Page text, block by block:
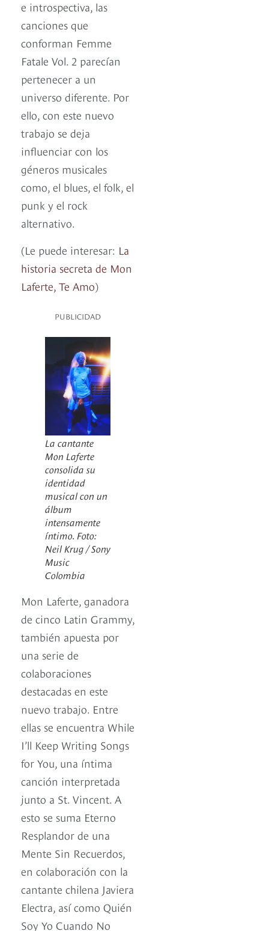
e introspectiva, las
canciones que
conforman Femme
Fatale Vol. 2 parecían
pertenecer a un
universo diferente. Por
ello, con este nuevo
trabajo se deja
influenciar con los
géneros musicales
como, el blues, el folk, el
punk y el rock
alternativo.
(Le puede interesar: La
historia secreta de Mon
Laferte, Te Amo)
PUBLICIDAD
La cantante
Mon Laferte
consolida su
identidad
musical con un
álbum
intensamente
íntimo. Foto:
Neil Krug / Sony
Music
Colombia
Mon Laferte, ganadora
de cinco Latin Grammy,
también apuesta por
una serie de
colaboraciones
destacadas en este
nuevo trabajo. Entre
ellas se encuentra While
I’ll Keep Writing Songs
for You, una íntima
canción interpretada
junto a St. Vincent. A
esto se suma Eterno
Resplandor de una
Mente Sin Recuerdos,
en colaboración con la
cantante chilena Javiera
Electra, así como Quién
Soy Yo Cuando No